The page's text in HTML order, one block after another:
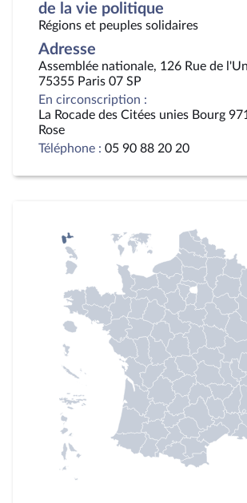
de la vie politique
Régions et peuples solidaires
Adresse
Assemblée nationale, 126 Rue de
75355 Paris 07 SP
En circonscription :
La Rocade des Citées unies Bourg
Rose
Téléphone : 05 90 88 20 20